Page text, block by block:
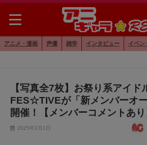
アニメ・漫画 声優 雑学 インタビュー イベン
【写真全7枚】お祭り系アイド
FES☆TIVEが「新メンバーオ
開催！【メンバーコメントあり
2025年2月1日